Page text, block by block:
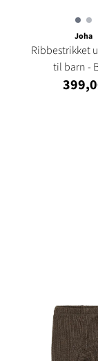
Joha
Ribbestrikket
til barn -